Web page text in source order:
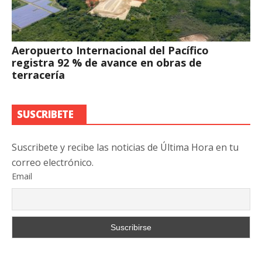
Aeropuerto Internacional del Pacífico
registra 92 % de avance en obras de
terracería
SUSCRIBETE
Suscribete y recibe las noticias de Última Hora en tu
correo electrónico.
Email